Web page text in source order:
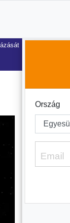
Ország